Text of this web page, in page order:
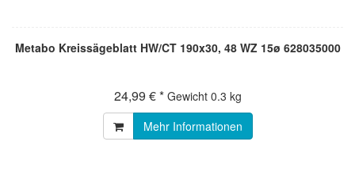
Metabo Kreissägeblatt HW/CT 190x30, 48 WZ 15ø 628035000
24,99 € * Gewicht 0.3 kg
Mehr Informationen